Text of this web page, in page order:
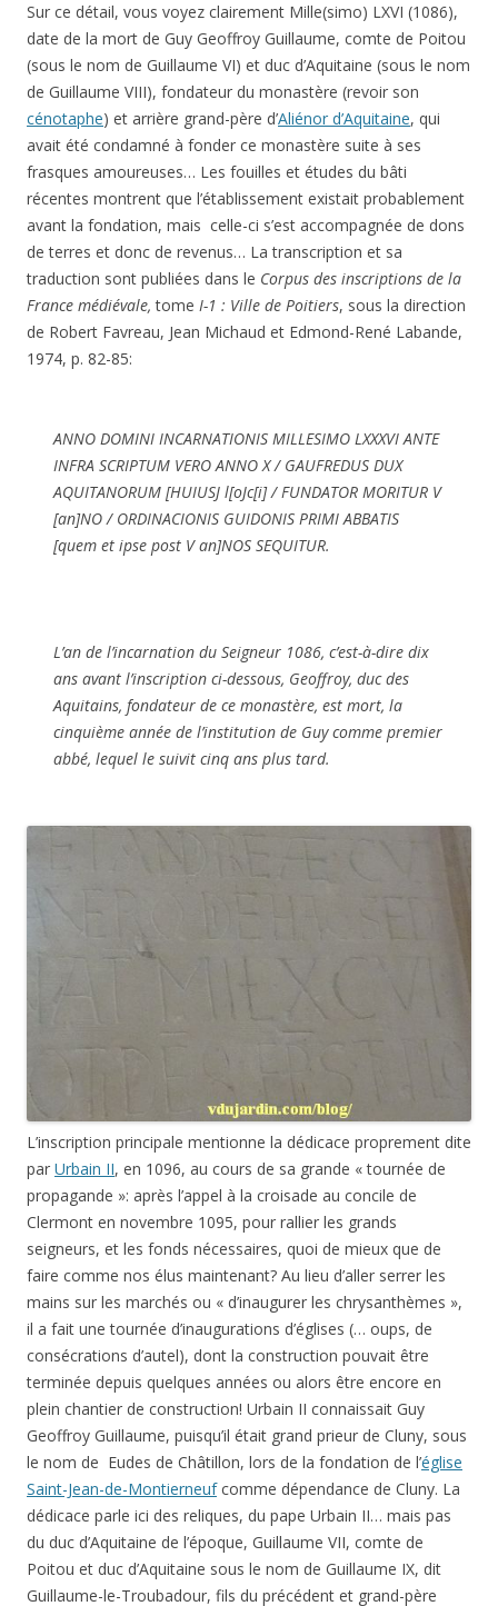
Sur ce détail, vous voyez clairement Mille(simo) LXVI (1086),
date de la mort de Guy Geoffroy Guillaume, comte de Poitou
(sous le nom de Guillaume VI) et duc d’Aquitaine (sous le nom
de Guillaume VIII), fondateur du monastère (revoir son
cénotaphe) et arrière grand-père d’Aliénor d’Aquitaine, qui
avait été condamné à fonder ce monastère suite à ses
frasques amoureuses… Les fouilles et études du bâti
récentes montrent que l’établissement existait probablement
avant la fondation, mais celle-ci s’est accompagnée de dons
de terres et donc de revenus… La transcription et sa
traduction sont publiées dans le Corpus des inscriptions de la
France médiévale, tome I-1 : Ville de Poitiers, sous la direction
de Robert Favreau, Jean Michaud et Edmond-René Labande,
1974, p. 82-85:
ANNO DOMINI INCARNATIONIS MILLESIMO LXXXVI ANTE
INFRA SCRIPTUM VERO ANNO X / GAUFREDUS DUX
AQUITANORUM [HUIUSJ l[oJc[i] / FUNDATOR MORITUR V
[an]NO / ORDINACIONIS GUIDONIS PRIMI ABBATIS
[quem et ipse post V an]NOS SEQUITUR.
L’an de l’incarnation du Seigneur 1086, c’est-à-dire dix
ans avant l’inscription ci-dessous, Geoffroy, duc des
Aquitains, fondateur de ce monastère, est mort, la
cinquième année de l’institution de Guy comme premier
abbé, lequel le suivit cinq ans plus tard.
L’inscription principale mentionne la dédicace proprement dite
par Urbain II, en 1096, au cours de sa grande « tournée de
propagande »: après l’appel à la croisade au concile de
Clermont en novembre 1095, pour rallier les grands
seigneurs, et les fonds nécessaires, quoi de mieux que de
faire comme nos élus maintenant? Au lieu d’aller serrer les
mains sur les marchés ou « d’inaugurer les chrysanthèmes »,
il a fait une tournée d’inaugurations d’églises (… oups, de
consécrations d’autel), dont la construction pouvait être
terminée depuis quelques années ou alors être encore en
plein chantier de construction! Urbain II connaissait Guy
Geoffroy Guillaume, puisqu’il était grand prieur de Cluny, sous
le nom de Eudes de Châtillon, lors de la fondation de l’église
Saint-Jean-de-Montierneufcomme dépendance de Cluny. La
dédicace parle ici des reliques, du pape Urbain II… mais pas
du duc d’Aquitaine de l’époque, Guillaume VII, comte de
Poitou et duc d’Aquitaine sous le nom de Guillaume IX, dit
Guillaume-le-Troubadour, fils du précédent et grand-père